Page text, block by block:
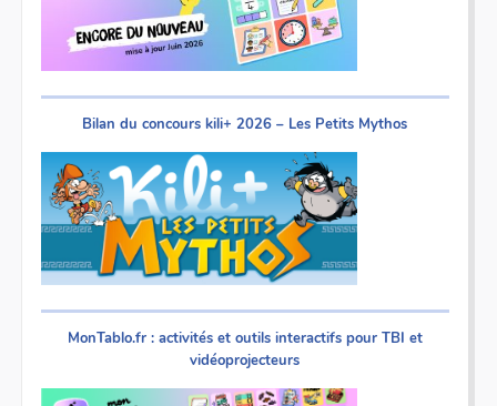
Bilan du concours kili+ 2026 – Les Petits Mythos
MonTablo.fr : activités et outils interactifs pour TBI et
vidéoprojecteurs